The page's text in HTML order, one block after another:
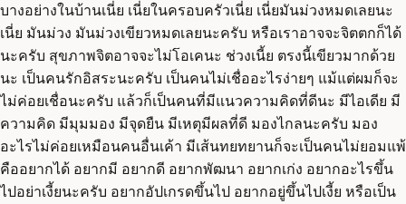
บางอย่างในบ้านเนี่ย เนี่ยในครอบครัวเนี่ย เนี่ยมันม่วงหมดเลยนะ
เนี่ย มันม่วง มันม่วงเขียวหมดเลยนะครับ หรือเราอาจจะจิตตกก็ได้
นะครับ สุขภาพจิตอาจจะไม่โอเคนะ ช่วงเนี้ย ตรงนี้เขียวมากด้วย
นะ เป็นคนรักอิสระนะครับ เป็นคนไม่เชื่ออะไรง่ายๆ แม้แต่ผมก็จะ
ไม่ค่อยเชื่อนะครับ แล้วก็เป็นคนที่มีแนวความคิดที่ดีนะ มีไอเดีย มี
ความคิด มีมุมมอง มีจุดยืน มีเหตุมีผลที่ดี มองไกลนะครับ มอง
อะไรไม่ค่อยเหมือนคนอื่นเค้า มีเส้นทยทยานก็จะเป็นคนไม่ยอมแพ้
คืออยากได้ อยากมี อยากดี อยากพัฒนา อยากเก่ง อยากอะไรขึ้น
ไปอย่าเงี้ยนะครับ อยากอัปเกรดขึ้นไป อยากอยู่ขึ้นไปเงี้ย หรือเป็น